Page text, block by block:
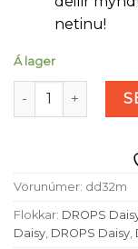
netinu!
Á lager
DROPS Daisy
Vörunúmer: dd32m
Flokkar: DROPS
Daisy, DROPS Daisy,